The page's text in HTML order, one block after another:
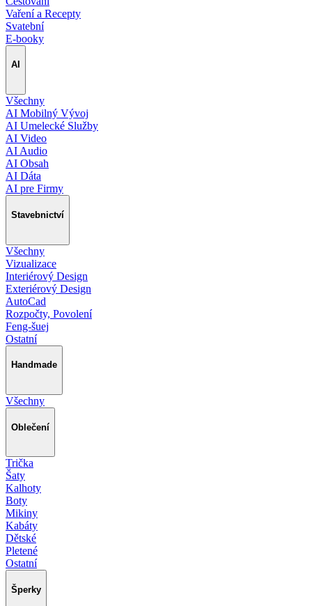
Vaření a Recepty
Svatební
E-booky
AI
Všechny
AI Mobilný Vývoj
AI Umelecké Služby
AI Video
AI Audio
AI Obsah
AI Dáta
AI pre Firmy
Stavebnictví
Všechny
Vizualizace
Interiérový Design
Exteriérový Design
AutoCad
Rozpočty, Povolení
Feng-šuej
Ostatní
Handmade
Všechny
Oblečení
Trička
Šaty
Kalhoty
Boty
Mikiny
Kabáty
Dětské
Pletené
Ostatní
Šperky